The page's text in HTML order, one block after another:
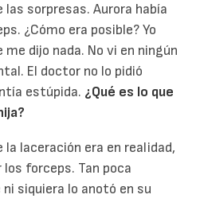
las sorpresas. Aurora había
¿Cómo era posible? Yo
dijo nada. No vi en ningún
El doctor no lo pidió
estúpida. ¿Qué es lo que
la laceración era en realidad,
los forceps. Tan poca
siquiera lo anotó en su